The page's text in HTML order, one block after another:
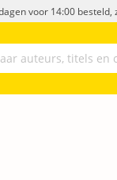
voor 14:00 besteld,